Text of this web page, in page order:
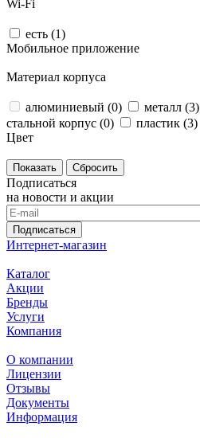
Wi-Fi
есть (1)
Мобильное приложение
Материал корпуса
алюминиевый (0) металл (3)
стальной корпус (0) пластик (3)
Цвет
Сбросить
Подписаться
на новости и акции
Подписаться
Интернет-магазин
Каталог
Акции
Бренды
Услуги
Компания
О компании
Лицензии
Отзывы
Документы
Информация